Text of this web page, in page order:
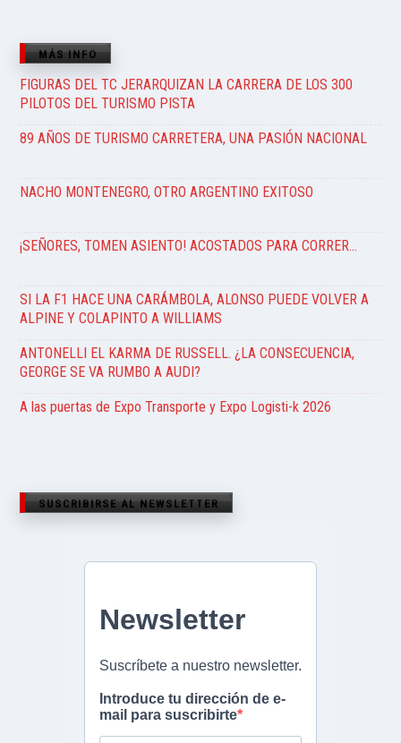
MÁS INFO
FIGURAS DEL TC JERARQUIZAN LA CARRERA DE LOS 300
PILOTOS DEL TURISMO PISTA
89 AÑOS DE TURISMO CARRETERA, UNA PASIÓN NACIONAL
NACHO MONTENEGRO, OTRO ARGENTINO EXITOSO
¡SEÑORES, TOMEN ASIENTO! ACOSTADOS PARA CORRER…
SI LA F1 HACE UNA CARÁMBOLA, ALONSO PUEDE VOLVER A
ALPINE Y COLAPINTO A WILLIAMS
ANTONELLI EL KARMA DE RUSSELL. ¿LA CONSECUENCIA,
GEORGE SE VA RUMBO A AUDI?
A las puertas de Expo Transporte y Expo Logisti-k 2026
SUSCRIBIRSE AL NEWSLETTER